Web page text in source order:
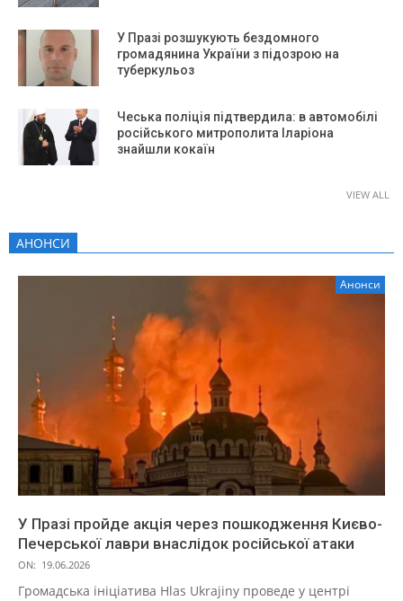
У Празі розшукують бездомного
громадянина України з підозрою на
туберкульоз
Чеська поліція підтвердила: в автомобілі
російського митрополита Іларіона
знайшли кокаїн
VIEW ALL
АНОНСИ
Анонси
У Празі пройде акція через пошкодження Києво-
Печерської лаври внаслідок російської атаки
ON: 19.06.2026
Громадська ініціатива Hlas Ukrajiny проведе у центрі